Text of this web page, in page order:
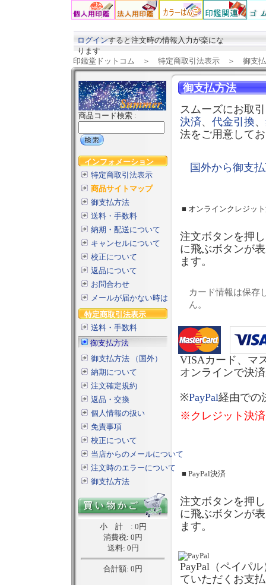
ログインすると注文時の情報入力が楽にな
ります
印鑑堂ドットコム ＞ 特定商取引法表示 ＞ 御支払
御支払方法
スムーズにお取
決済、 代金引換、
法をご用意して
国外から御支
■ オンラインクレジッ
注文ボタンを押
に飛ぶボタンが
ます。
カード情報は保存
ん。
VISAカード、マ
オンラインで決
※PayPal経由での
※クレジット決
■ PayPal決済
注文ボタンを押
に飛ぶボタンが
ます。
PayPal（ペイパ
ていただくお支
商品コード検索 :
インフォメーション
特定商取引法表示
商品サイトマップ
御支払方法
送料・手数料
納期・配送について
キャンセルについて
校正について
返品について
お問合わせ
メールが届かない時は
特定商取引法表示
送料・手数料
御支払方法
御支払方法 （国外）
納期について
注文確定規約
返品・交換
個人情報の扱い
免責事項
校正について
当店からのメールについて
注文時のエラーについて
御支払方法